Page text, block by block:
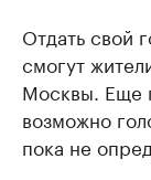
Отдать свой
смогут
Москвы. Еще
возможно
пока не